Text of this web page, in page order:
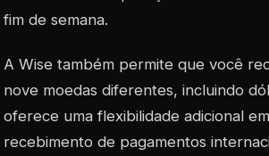
fim de semana.
A Wise também permite que você
nove moedas diferentes, incluindo
oferece uma flexibilidade adicional
recebimento de pagamentos